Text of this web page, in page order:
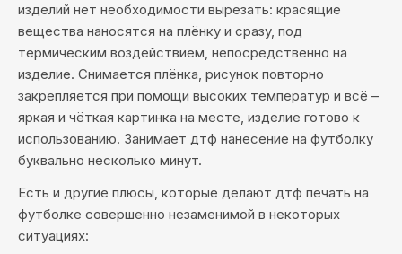
изделий нет необходимости вырезать: красящие
вещества наносятся на плёнку и сразу, под
термическим воздействием, непосредственно на
изделие. Снимается плёнка, рисунок повторно
закрепляется при помощи высоких температур и всё –
яркая и чёткая картинка на месте, изделие готово к
использованию. Занимает дтф нанесение на футболку
буквально несколько минут.
Есть и другие плюсы, которые делают дтф печать на
футболке совершенно незаменимой в некоторых
ситуациях: